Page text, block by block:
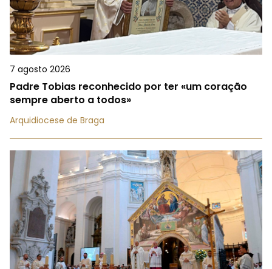
7 agosto 2026
Padre Tobias reconhecido por ter «um coração
sempre aberto a todos»
Arquidiocese de Braga